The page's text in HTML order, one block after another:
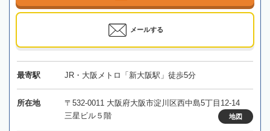
メールする
最寄駅 JR・大阪メトロ「新大阪駅」徒歩5分
所在地
〒532-0011 大阪府大阪市淀川区西中島5丁目12-14
三星ビル５階
地図